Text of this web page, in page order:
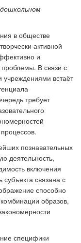
в обществе
активной
и
В связи с
учреждениями встаёт
требует
познавательных
деятельность,
включения
субъекта связана с
способно
образов,
специфики